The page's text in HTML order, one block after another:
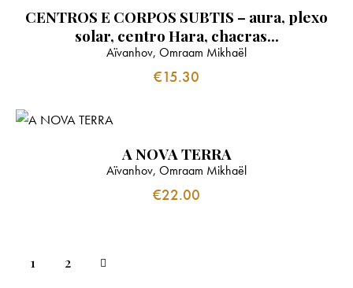
CENTROS E CORPOS SUBTIS – aura, plexo
solar, centro Hara, chacras…
Aïvanhov, Omraam Mikhaël
€15.30
A NOVA TERRA
Aïvanhov, Omraam Mikhaël
€22.00
1 2
→